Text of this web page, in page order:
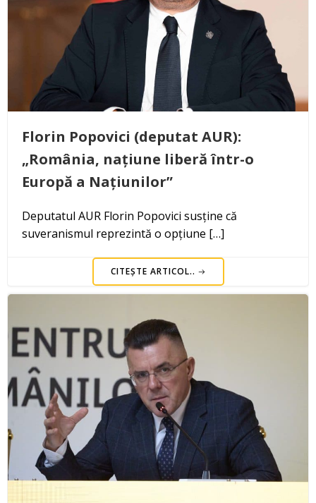
Florin Popovici (deputat AUR):
„România, națiune liberă într-o
Europă a Națiunilor”
Deputatul AUR Florin Popovici susține că
suveranismul reprezintă o opțiune […]
CITEȘTE ARTICOL..